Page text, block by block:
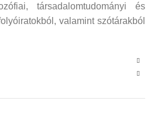
társadalomtudományi és
valamint szótárakból